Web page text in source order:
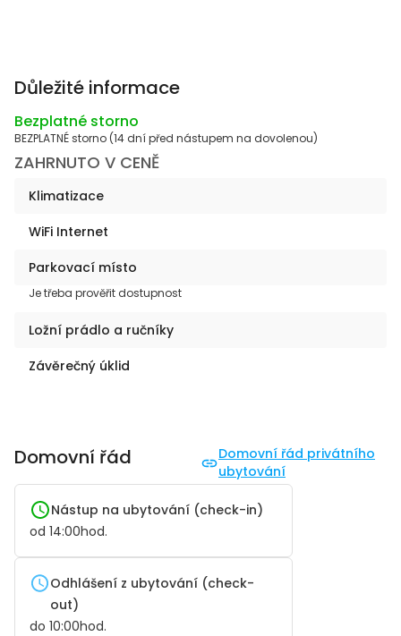
Důležité informace
Bezplatné storno
BEZPLATNÉ storno (14 dní před nástupem na dovolenou)
ZAHRNUTO V CENĚ
Klimatizace
WiFi Internet
Parkovací místo
Je třeba prověřit dostupnost
Ložní prádlo a ručníky
Závěrečný úklid
Domovní řád
Domovní řád privátního
ubytování
Nástup na ubytování (check-in)
od 14:00hod.
Odhlášení z ubytování (check-
out)
do 10:00hod.